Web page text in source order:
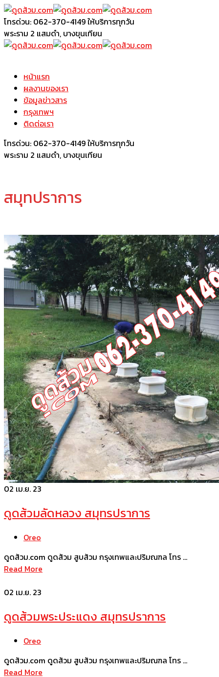
โทรด่วน: 062-370-4149ให้บริการทุกวัน
พระราม 2 แสมดำ, บางขุนเทียน
หน้าแรก
ผลงานของเรา
ข้อมูลข่าวสาร
กรุงเทพฯ
ติดต่อเรา
โทรด่วน: 062-370-4149ให้บริการทุกวัน
พระราม 2 แสมดำ, บางขุนเทียน
สมุทปราการ
02 เม.ย. 23
ดูดส้วมลัดหลวง สมุทรปราการ
Oreo
ดูดส้วม.com ดูดส้วม สูบส้วม กรุงเทพและปริมณฑล โทร …
Read More
02 เม.ย. 23
ดูดส้วมพระประแดง สมุทรปราการ
Oreo
ดูดส้วม.com ดูดส้วม สูบส้วม กรุงเทพและปริมณฑล โทร …
Read More